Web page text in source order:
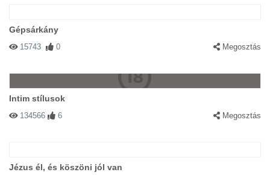
Gépsárkány
15743 0 Megosztás
Intim stílusok
134566 6 Megosztás
Jézus él, és köszöni jól van